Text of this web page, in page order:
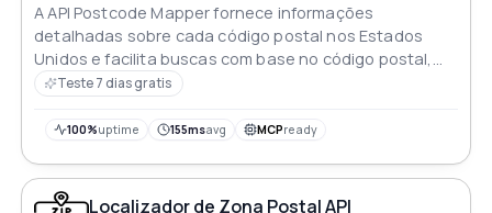
A API Postcode Mapper fornece informações
detalhadas sobre cada código postal nos Estados
Unidos e facilita buscas com base no código postal,
cidade e estado
Teste 7 dias gratis
100%uptime 155msavg MCPready
Localizador de Zona Postal API